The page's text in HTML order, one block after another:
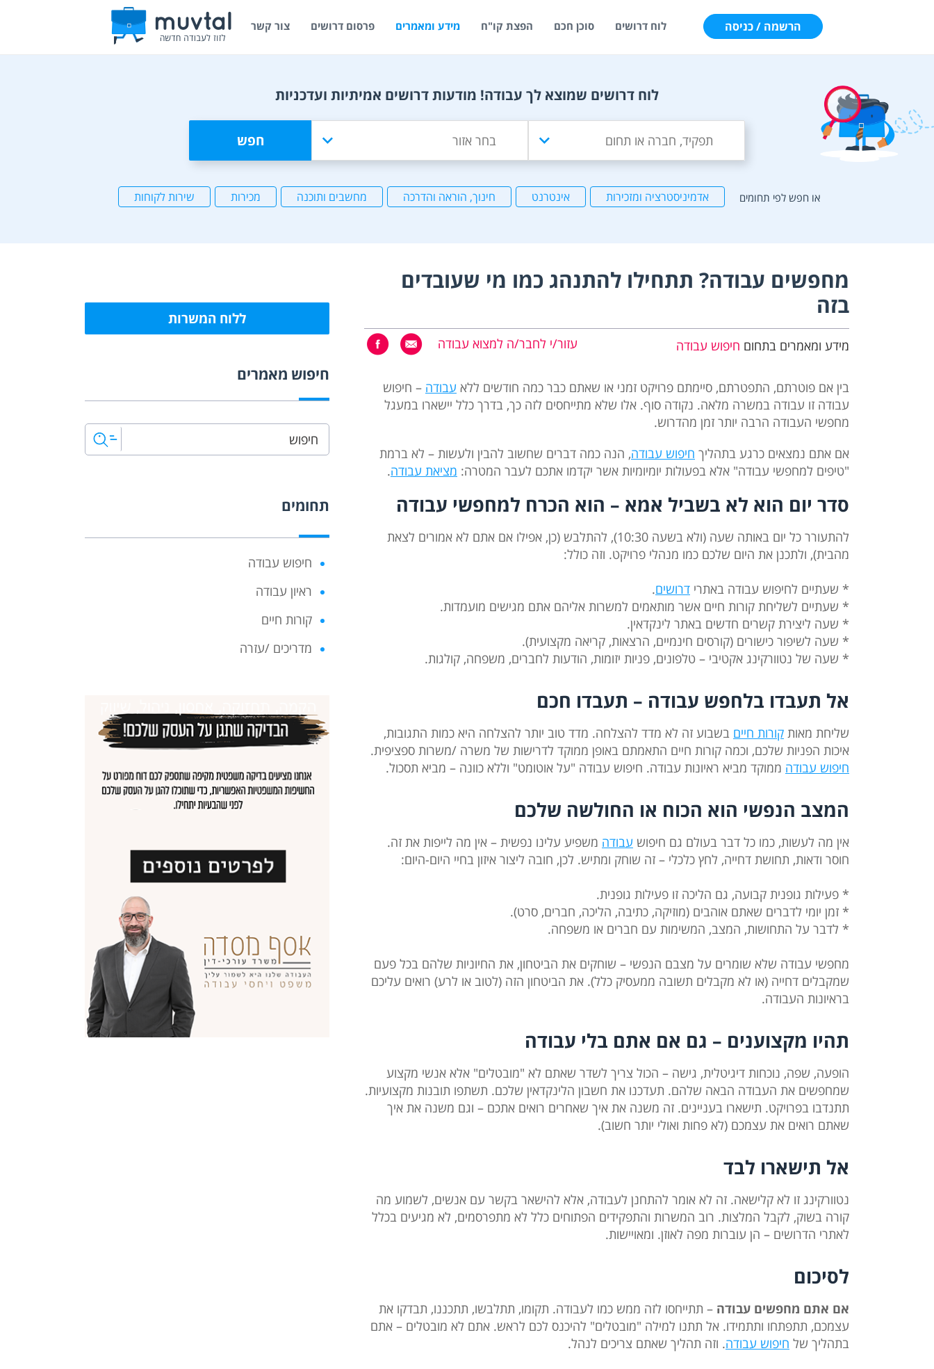
הרשמה / כניסה לוח דרושים סוכן חכם הפצת קו"ח מידע ומאמרים פרסום דרושים צור קשר
לוח דרושים שמוצא לך עבודה! מודעות דרושים אמיתיות ועדכניות
חפש
או חפש לפי תחומים אדמיניסטרציה ומזכירות אינטרנט חינוך, הוראה והדרכה מחשבים ותוכנה מכירות שירות לקוחות
ללוח המשרות
חיפוש מאמרים
תחומים
חיפוש עבודה
ראיון עבודה
קורות חיים
מדריכים /עזרה
מחפשים עבודה? תתחילו להתנהג כמו מי שעובדים
בזה
מידע ומאמרים בתחום חיפוש עבודה עזור/י לחבר/ה למצוא עבודה
בין אם פוטרתם, התפטרתם, סיימתם פרויקט זמני או שאתם כבר כמה חודשים ללא עבודה – חיפוש
עבודה זו עבודה במשרה מלאה. נקודה סוף. אלו שלא מתייחסים לזה כך, בדרך כלל יישארו במעגל
מחפשי העבודה הרבה יותר זמן מהדרוש.
אם אתם נמצאים כרגע בתהליך חיפוש עבודה, הנה כמה דברים שחשוב להבין ולעשות – לא ברמת
"טיפים למחפשי עבודה" אלא בפעולות יומיומיות אשר יקדמו אתכם לעבר המטרה: מציאת עבודה.
סדר יום הוא לא בשביל אמא – הוא הכרח למחפשי עבודה
להתעורר כל יום באותה שעה (ולא בשעה 10:30), להתלבש (כן, אפילו אם אתם לא אמורים לצאת
מהבית), ולתכנן את היום שלכם כמו מנהלי פרויקט. וזה כולל:
* שעתיים לחיפוש עבודה באתרי דרושים.
* שעתיים לשליחת קורות חיים אשר מותאמים למשרות אליהם אתם מגישים מועמדות.
* שעה ליצירת קשרים חדשים באתר לינקדאין.
* שעה לשיפור כישורים (קורסים חינמיים, הרצאות, קריאה מקצועית).
* שעה של נטוורקינג אקטיבי – טלפונים, פניות יזומות, הודעות לחברים, משפחה, קולגות.
אל תעבדו בלחפש עבודה – תעבדו חכם
שליחת מאות קורות חיים בשבוע זה לא מדד להצלחה. מדד טוב יותר להצלחה היא כמות התגובות,
איכות הפניות שלכם, וכמה קורות חיים התאמתם באופן ממוקד לדרישות של משרה /משרות ספציפית.
חיפוש עבודה ממוקד מביא ראיונות עבודה. חיפוש עבודה "על אוטומט" וללא כוונה – מביא תסכול.
המצב הנפשי הוא הכוח או החולשה שלכם
אין מה לעשות, כמו כל דבר בעולם גם חיפוש עבודה משפיע עלינו נפשית – אין מה לייפות את זה.
חוסר ודאות, תחושת דחייה, לחץ כלכלי – זה שוחק ומתיש. לכן, חובה ליצור איזון בחיי היום-היום:
* פעילות גופנית קבועה, גם הליכה זו פעילות גופנית.
* זמן יומי לדברים שאתם אוהבים (מוזיקה, כתיבה, הליכה, חברים, סרט).
* לדבר על התחושות, המצב, המשימות עם חברים או משפחה.
מחפשי עבודה שלא שומרים על מצבם הנפשי – שוחקים את הביטחון, את החיוניות שלהם בכל פעם
שמקבלים דחייה (או לא מקבלים תשובה ממעסיק כלל). את הביטחון הזה (לטוב או לרע) רואים עליכם
בראיונות העבודה.
תהיו מקצוענים – גם אם אתם בלי עבודה
הופעה, שפה, נוכחות דיגיטלית, גישה – הכול צריך לשדר שאתם לא "מובטלים" אלא אנשי מקצוע
שמחפשים את העבודה הבאה שלהם. תעדכנו את חשבון הלינקדאין שלכם. תשתפו תובנות מקצועיות.
תתנדבו בפרויקט. תישארו בעניינים. זה משנה את איך שאחרים רואים אתכם – וגם משנה את איך
שאתם רואים את עצמכם (לא פחות ואולי יותר חשוב).
אל תישארו לבד
נטוורקינג זו לא קלישאה. זה לא אומר להתחנן לעבודה, אלא להישאר בקשר עם אנשים, לשמוע מה
קורה בשוק, לקבל המלצות. רוב המשרות והתפקידים הפתוחים כלל לא מתפרסמים, לא מגיעים בכלל
לאתרי הדרושים – הן עוברות מפה לאוזן. ומאויישות.
לסיכום
אם אתם מחפשים עבודה – תתייחסו לזה ממש כמו לעבודה. תקומו, תתלבשו, תתכננו, תבדקו את
עצמכם, תתפתחו ותתמידו. אל תתנו למילה "מובטלים" להיכנס לכם לראש. אתם לא מובטלים – אתם
בתהליך של חיפוש עבודה. וזה תהליך שאתם צריכים לנהל.